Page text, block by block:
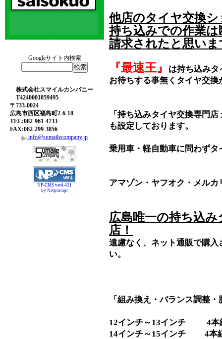
Googleサイト内検索
株式会社スマイルカンパニー
T4240001059495
〒733-0024
広島市西区福島町2-6-18
TEL:082-961-4733
FAX:082-299-3856
info@sumailecompany.jp
NP-CMS ver4.421
by Netprompt
他店のタイヤ交換
持ち込みでの作業
請求されたと思いま
『最速王』
は持ち込み
お待ちする事無くタイヤ交換
「持ち込みタイヤ交換専門
も設定しております。
乗用車・軽自動車に問わずタ
アマゾン・ヤフオク・メル
広島唯一の持ち込
店！
遠慮なく、ネット通販で購
い。
「組み換え・バランス調整・
12インチ～13インチ 4本
14インチ～15インチ 4本組